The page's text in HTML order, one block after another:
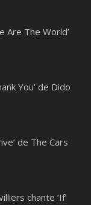
Are The World’
You’ de Dido
de The Cars
chante ‘If’